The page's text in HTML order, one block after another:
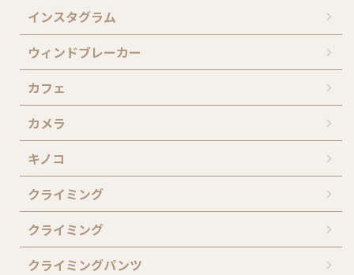
インスタグラム
ウィンドブレーカー
カフェ
カメラ
キノコ
クライミング
クライミング
クライミングパンツ